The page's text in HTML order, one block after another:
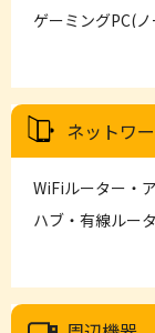
ゲーミングPC(
ネットワ
WiFiルーター・
ハブ・有線ルー